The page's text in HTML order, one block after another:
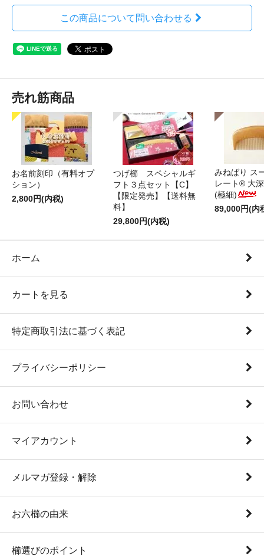
この商品について問い合わせる
売れ筋商品
お名前刻印（有料オプ
ション）
2,800円(内税)
つげ櫛 スペシャルギ
フト３点セット【C】
【限定発売】【送料無
料】
29,800円(内税)
みねばり ス
レート® 大
(極細)
89,000円(内
ホーム
カートを見る
特定商取引法に基づく表記
プライバシーポリシー
お問い合わせ
マイアカウント
メルマガ登録・解除
お六櫛の由来
櫛選びのポイント